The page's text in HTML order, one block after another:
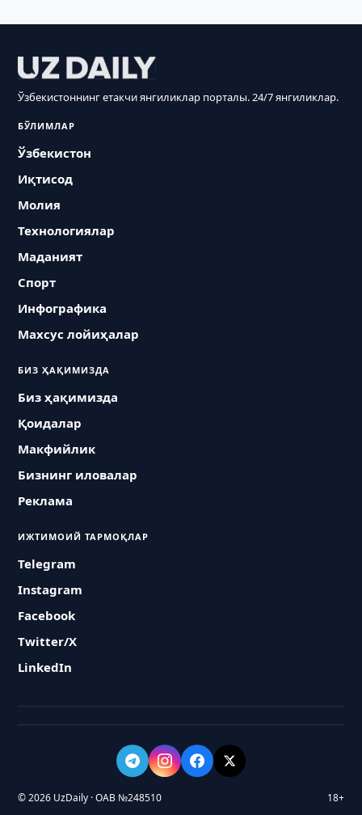
Ўзбекистоннинг етакчи янгиликлар порталы. 24/7 янгиликлар.
БЎЛИМЛАР
Ўзбекистон
Иқтисод
Молия
Технологиялар
Маданият
Спорт
Инфографика
Махсус лойиҳалар
БИЗ ҲАҚИМИЗДА
Биз ҳақимизда
Қоидалар
Макфийлик
Бизнинг иловалар
Реклама
ИЖТИМОИЙ ТАРМОҚЛАР
Telegram
Instagram
Facebook
Twitter/X
LinkedIn
© 2026 UzDaily · ОАВ №248510 18+